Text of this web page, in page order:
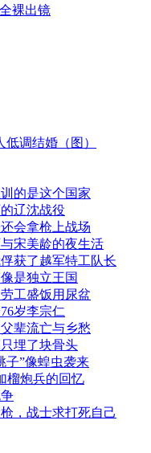
裸出镜
调结婚（图）
的是这个国家
辽沈战役
会拿枪上战场
宋美龄的夜生活
获了越军特工队长
是独立王国
工盛饭用尿盆
岁李宗仁
辈流亡与乡愁
埋了块骨头
子”像蝗虫袭来
榴炮兵的回忆
，战士求打死自己